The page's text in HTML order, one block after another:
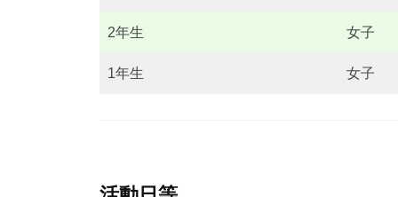
2年生 女子
1年生 女子